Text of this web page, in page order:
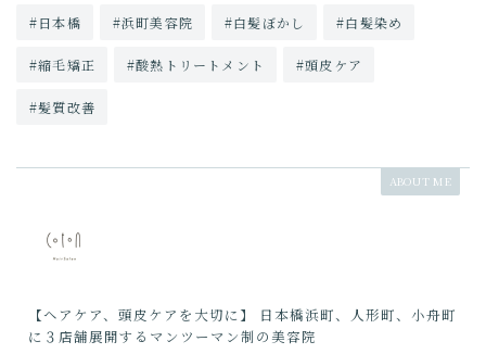
#日本橋 #浜町美容院 #白髪ぼかし #白髪染め
#縮毛矯正 #酸熱トリートメント #頭皮ケア
#髪質改善
ABOUT ME
【ヘアケア、頭皮ケアを大切に】 日本橋浜町、人形町、小舟町
に３店舗展開するマンツーマン制の美容院